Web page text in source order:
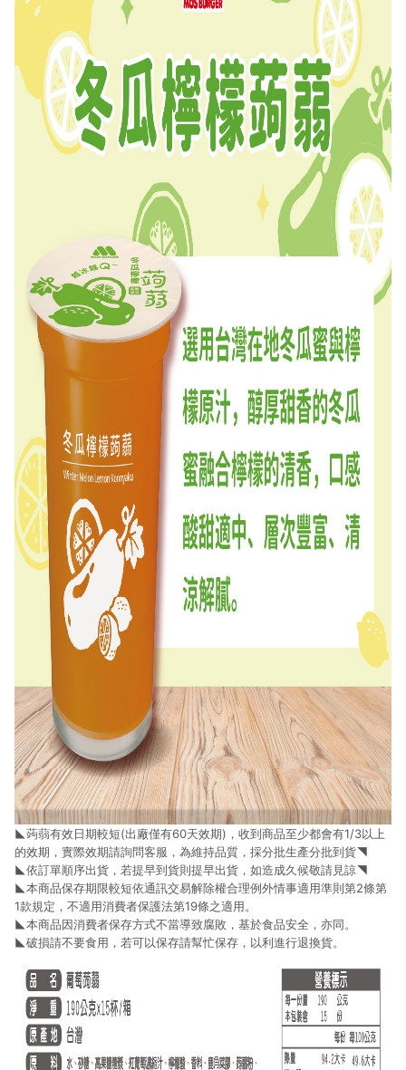
◣蒟蒻有效日期較短(出廠僅有60天效期)，收到商品至少都會有1/3以上
的效期，實際效期請詢問客服，為維持品質，採分批生產分批到貨◥
◣依訂單順序出貨，若提早到貨則提早出貨，如造成久候敬請見諒◥
◣本商品保存期限較短依通訊交易解除權合理例外情事適用準則第2條第
1款規定，不適用消費者保護法第19條之適用。
◣本商品因消費者保存方式不當導致腐敗，基於食品安全，亦同。
◣破損請不要食用，若可以保存請幫忙保存，以利進行退換貨。